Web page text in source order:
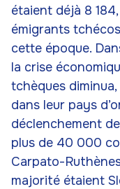
étaient déjà 8
émigrants
cette époque.
la crise
tchèques
dans leur pays
déclenchement
plus de 40 000
Carpato-
majorité étaient